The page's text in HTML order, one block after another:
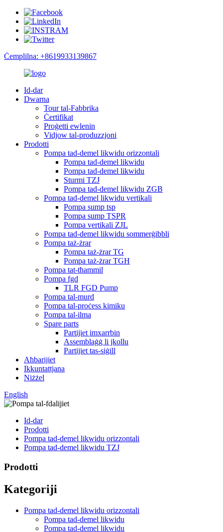
Ċemplilna: +8619933139867
Id-dar
Dwarna
Tour tal-Fabbrika
Ċertifikat
Proġetti ewlenin
Vidjow tal-produzzjoni
Prodotti
Pompa tad-demel likwidu orizzontali
Pompa tad-demel likwidu
Pompa tad-demel likwidu
Sturmi TZJ
Pompa tad-demel likwidu ZGB
Pompa tad-demel likwidu vertikali
Pompa sump tsp
Pompa sump TSPR
Pompa vertikali ZJL
Pompa tad-demel likwidu sommerġibbli
Pompa taż-żrar
Pompa taż-żrar TG
Pompa taż-żrar TGH
Pompa tat-tħammil
Pompa fgd
TLR FGD Pump
Pompa tal-murd
Pompa tal-proċess kimiku
Pompa tal-ilma
Spare parts
Partijiet imxarrbin
Assemblaġġ li jkollu
Partijiet tas-siġill
Aħbarijiet
Ikkuntattjana
Niżżel
English
Id-dar
Prodotti
Pompa tad-demel likwidu orizzontali
Pompa tad-demel likwidu TZJ
Prodotti
Kategoriji
Pompa tad-demel likwidu orizzontali
Pompa tad-demel likwidu
Pompa tad-demel likwidu